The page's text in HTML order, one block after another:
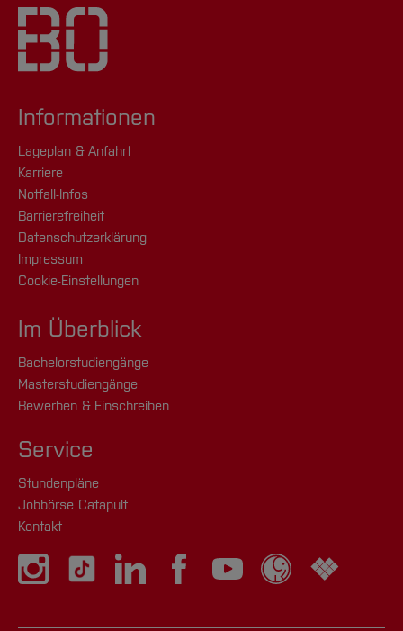
Informationen
Lageplan & Anfahrt
Karriere
Notfall-Infos
Barrierefreiheit
Datenschutzerklärung
Impressum
Cookie-Einstellungen
Im Überblick
Bachelorstudiengänge
Masterstudiengänge
Bewerben & Einschreiben
Service
Stundenpläne
Jobbörse Catapult
Kontakt